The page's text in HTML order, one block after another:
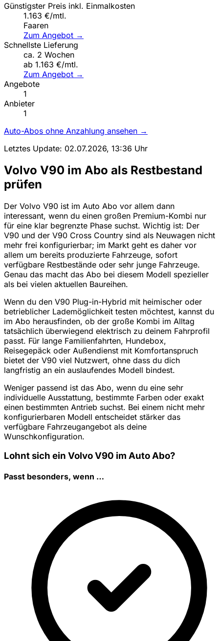
Günstigster Preis inkl. Einmalkosten
1.163 €/mtl.
Faaren
Zum Angebot →
Schnellste Lieferung
ca. 2 Wochen
ab 1.163 €/mtl.
Zum Angebot →
Angebote
1
Anbieter
1
Auto-Abos ohne Anzahlung ansehen →
Letztes Update: 02.07.2026, 13:36 Uhr
Volvo V90 im Abo als Restbestand
prüfen
Der Volvo V90 ist im Auto Abo vor allem dann
interessant, wenn du einen großen Premium-Kombi nur
für eine klar begrenzte Phase suchst. Wichtig ist: Der
V90 und der V90 Cross Country sind als Neuwagen nicht
mehr frei konfigurierbar; im Markt geht es daher vor
allem um bereits produzierte Fahrzeuge, sofort
verfügbare Restbestände oder sehr junge Fahrzeuge.
Genau das macht das Abo bei diesem Modell spezieller
als bei vielen aktuellen Baureihen.
Wenn du den V90 Plug-in-Hybrid mit heimischer oder
betrieblicher Lademöglichkeit testen möchtest, kannst du
im Abo herausfinden, ob der große Kombi im Alltag
tatsächlich überwiegend elektrisch zu deinem Fahrprofil
passt. Für lange Familienfahrten, Hundebox,
Reisegepäck oder Außendienst mit Komfortanspruch
bietet der V90 viel Nutzwert, ohne dass du dich
langfristig an ein auslaufendes Modell bindest.
Weniger passend ist das Abo, wenn du eine sehr
individuelle Ausstattung, bestimmte Farben oder exakt
einen bestimmten Antrieb suchst. Bei einem nicht mehr
konfigurierbaren Modell entscheidet stärker das
verfügbare Fahrzeugangebot als deine
Wunschkonfiguration.
Lohnt sich ein Volvo V90 im Auto Abo?
Passt besonders, wenn …